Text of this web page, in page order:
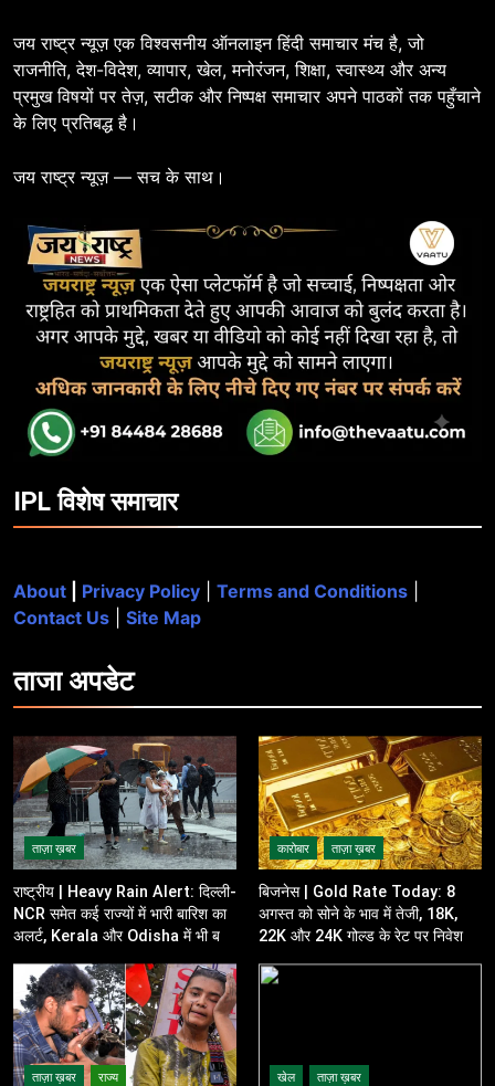
जय राष्ट्र न्यूज़ एक विश्वसनीय ऑनलाइन हिंदी समाचार मंच है, जो
राजनीति, देश-विदेश, व्यापार, खेल, मनोरंजन, शिक्षा, स्वास्थ्य और अन्य
प्रमुख विषयों पर तेज़, सटीक और निष्पक्ष समाचार अपने पाठकों तक पहुँचाने
के लिए प्रतिबद्ध है।
जय राष्ट्र न्यूज़ — सच के साथ।
IPL विशेष समाचार
About Privacy Policy Terms and Conditions
Contact Us
Site Map
ताजाअपडेट
ताज़ा ख़बर
राष्ट्रीय | Heavy Rain Alert: दिल्ली-
NCR समेत कई राज्यों में भारी बारिश का
अलर्ट, Kerala और Odisha में भी बढ़ी
कारोबार ताज़ा ख़बर
बिजनेस | Gold Rate Today: 8
अगस्त को सोने के भाव में तेजी, 18K,
22K और 24K गोल्ड के रेट पर निवेशकों
ताज़ा ख़बर राज्य खेल ताज़ा ख़बर